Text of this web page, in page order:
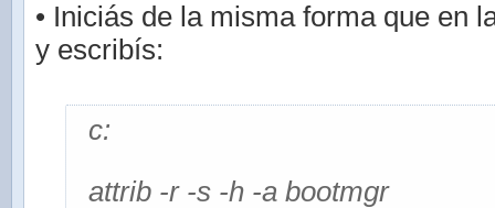
• Iniciás de la misma forma que en
y escribís:
c:
attrib -r -s -h -a bootmgr